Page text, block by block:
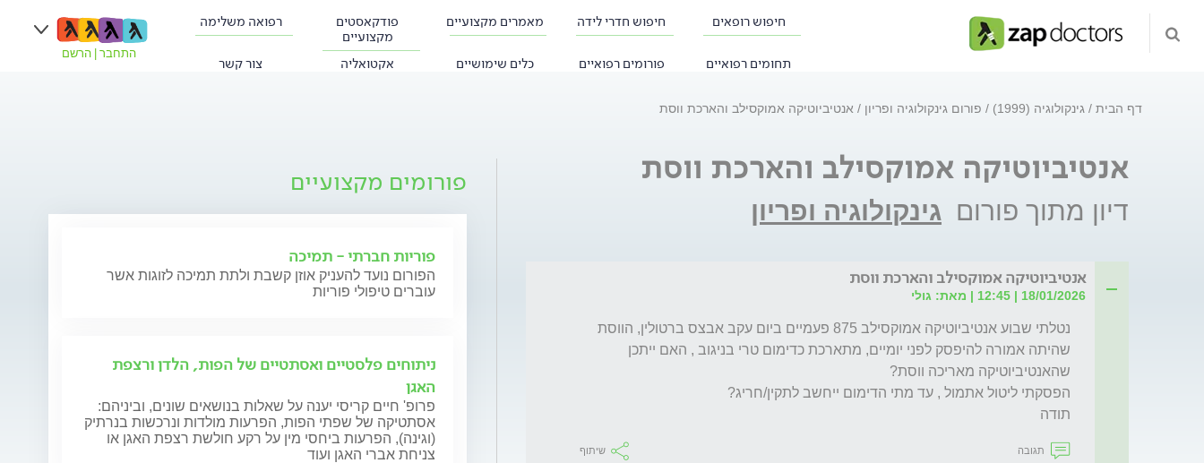
חיפוש רופאים חיפוש חדרי לידה מאמרים מקצועיים
פודקאסטים
מקצועיים
רפואה משלימה
תחומים רפואיים פורומים רפואיים כלים שימושיים אקטואליה צור קשר
התחבר הרשם
דף הבית גינקולוגיה (1999) פורום גינקולוגיה ופריון אנטיביוטיקה אמוקסילב והארכת ווסת
אנטיביוטיקה אמוקסילב והארכת ווסת
דיון מתוך פורום גינקולוגיה ופריון
אנטיביוטיקה אמוקסילב והארכת ווסת
18/01/2026 | 12:45 | מאת: גולי
תודה
תגובה שיתוף
פורומים מקצועיים
פוריות חברתי - תמיכה
הפורום נועד להעניק אוזן קשבת ולתת תמיכה לזוגות אשר
עוברים טיפולי פוריות
ניתוחים פלסטיים ואסתטיים של הפות, הלדן ורצפת
האגן
פרופ' חיים קריסי יענה על שאלות בנושאים שונים, וביניהם:
אסתטיקה של שפתי הפות, הפרעות מולדות ונרכשות בנרתיק
(וגינה), הפרעות ביחסי מין על רקע חולשת רצפת האגן או
צניחת אברי האגן ועוד